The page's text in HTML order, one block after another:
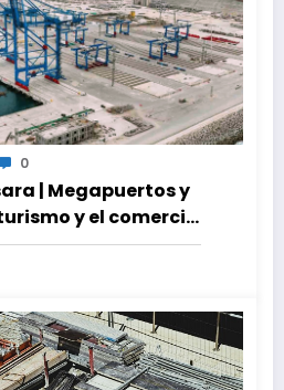
0
| Megapuertos y
y el comercio